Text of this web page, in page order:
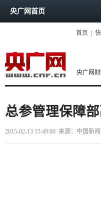
央广网首页
首页
央广网
总参管理保障
2015-02-13 15:49:00 来源： 中国新闻